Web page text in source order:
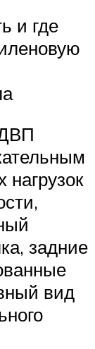
и где
нагрузок
задние
вид